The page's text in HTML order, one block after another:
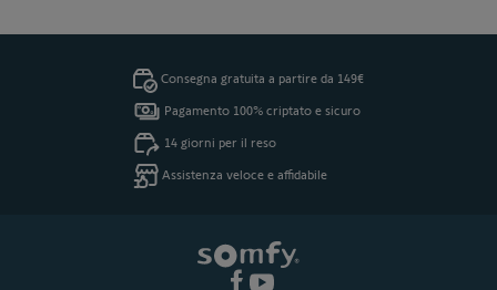
Consegna gratuita a partire da 149€
Pagamento 100% criptato e sicuro
14 giorni per il reso
Assistenza veloce e affidabile